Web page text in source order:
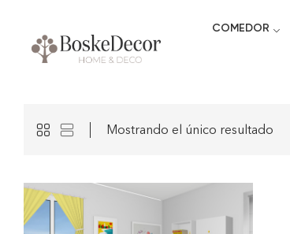
COMEDOR
Mostrando el único resultado